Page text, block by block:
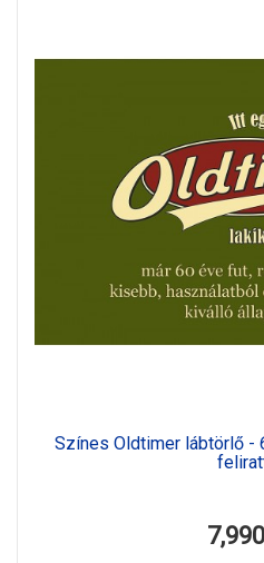
Színes Oldtimer lábtörlő -